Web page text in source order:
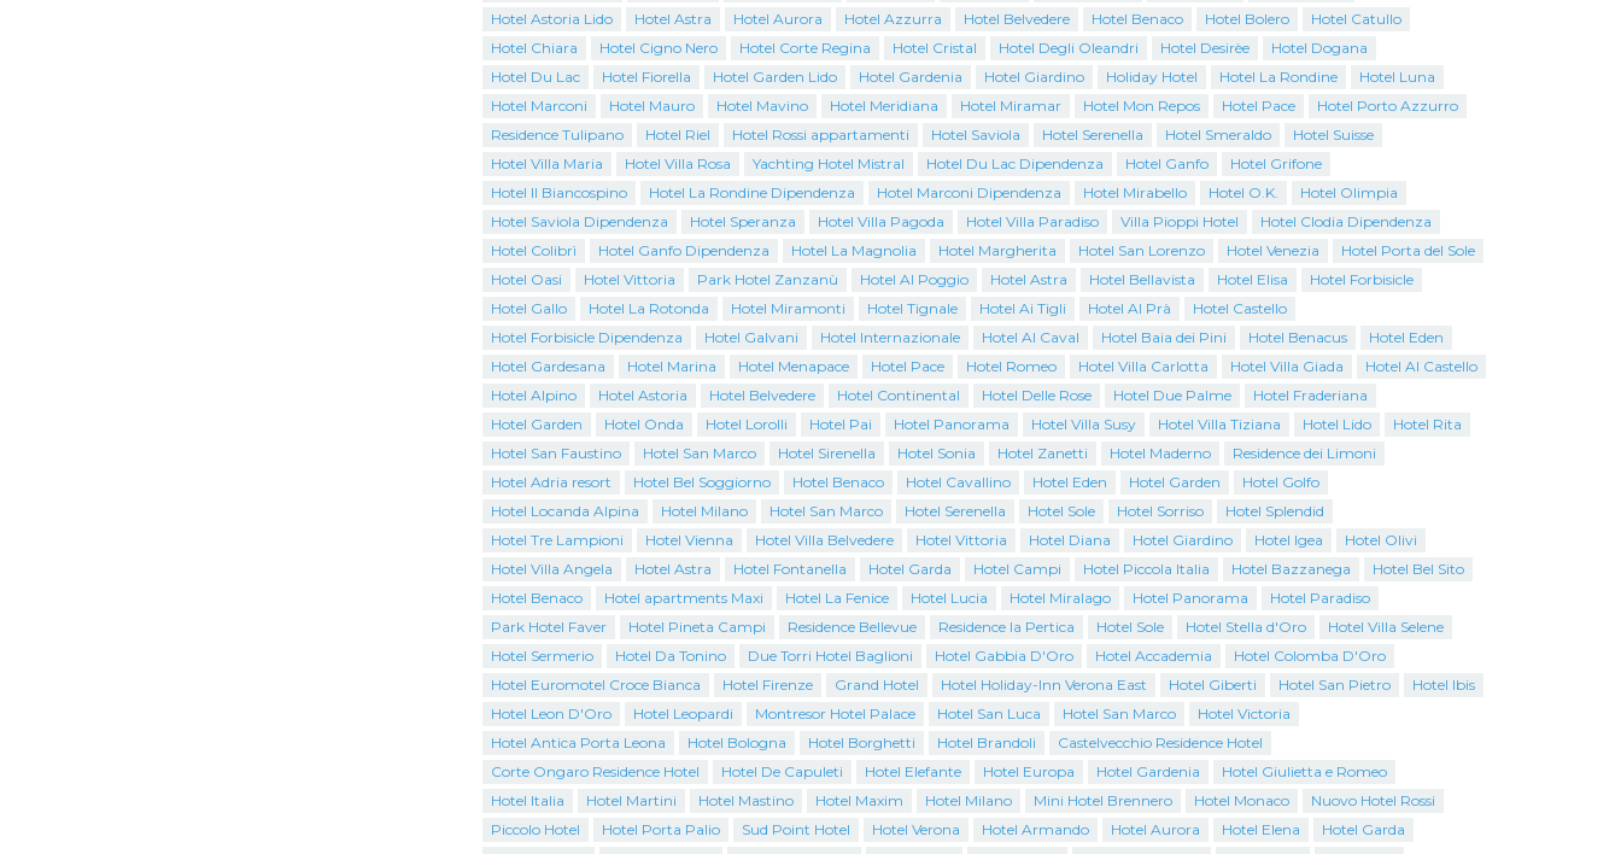
Hotel Astoria Lido
Hotel Astra Hotel Aurora Hotel Azzurra Hotel Belvedere Hotel Benaco Hotel Bolero
Hotel Catullo
Hotel Chiara
Hotel Cigno Nero Hotel Corte Regina Hotel Cristal Hotel Degli Oleandri Hotel Desirèe
Hotel Dogana
Hotel Du Lac
Hotel Fiorella Hotel Garden Lido Hotel Gardenia Hotel Giardino Holiday Hotel Hotel La Rondine
Hotel Luna
Hotel Marconi
Hotel Mauro Hotel Mavino Hotel Meridiana Hotel Miramar Hotel Mon Repos Hotel Pace
Hotel Porto Azzurro
Residence Tulipano
Hotel Riel Hotel Rossi appartamenti Hotel Saviola Hotel Serenella Hotel Smeraldo
Hotel Suisse
Hotel Villa Maria
Hotel Villa Rosa Yachting Hotel Mistral Hotel Du Lac Dipendenza Hotel Ganfo
Hotel Grifone
Hotel Il Biancospino
Hotel La Rondine Dipendenza Hotel Marconi Dipendenza Hotel Mirabello Hotel O.K.
Hotel Olimpia
Hotel Saviola Dipendenza
Hotel Speranza Hotel Villa Pagoda Hotel Villa Paradiso Villa Pioppi Hotel
Hotel Clodia Dipendenza
Hotel Colibrì
Hotel Ganfo Dipendenza Hotel La Magnolia Hotel Margherita Hotel San Lorenzo Hotel Venezia
Hotel Porta del Sole
Hotel Oasi
Hotel Vittoria Park Hotel Zanzanù Hotel Al Poggio Hotel Astra Hotel Bellavista Hotel Elisa
Hotel Forbisicle
Hotel Gallo
Hotel La Rotonda Hotel Miramonti Hotel Tignale Hotel Ai Tigli Hotel Al Prà
Hotel Castello
Hotel Forbisicle Dipendenza
Hotel Galvani Hotel Internazionale Hotel Al Caval Hotel Baia dei Pini Hotel Benacus
Hotel Eden
Hotel Gardesana
Hotel Marina Hotel Menapace Hotel Pace Hotel Romeo Hotel Villa Carlotta Hotel Villa Giada
Hotel Al Castello
Hotel Alpino
Hotel Astoria Hotel Belvedere Hotel Continental Hotel Delle Rose Hotel Due Palme
Hotel Fraderiana
Hotel Garden
Hotel Onda Hotel Lorolli Hotel Pai Hotel Panorama Hotel Villa Susy Hotel Villa Tiziana Hotel Lido
Hotel Rita
Hotel San Faustino
Hotel San Marco Hotel Sirenella Hotel Sonia Hotel Zanetti Hotel Maderno
Residence dei Limoni
Hotel Adria resort
Hotel Bel Soggiorno Hotel Benaco Hotel Cavallino Hotel Eden Hotel Garden
Hotel Golfo
Hotel Locanda Alpina
Hotel Milano Hotel San Marco Hotel Serenella Hotel Sole Hotel Sorriso
Hotel Splendid
Hotel Tre Lampioni
Hotel Vienna Hotel Villa Belvedere Hotel Vittoria Hotel Diana Hotel Giardino Hotel Igea
Hotel Olivi
Hotel Villa Angela
Hotel Astra Hotel Fontanella Hotel Garda Hotel Campi Hotel Piccola Italia Hotel Bazzanega
Hotel Bel Sito
Hotel Benaco
Hotel apartments Maxi Hotel La Fenice Hotel Lucia Hotel Miralago Hotel Panorama
Hotel Paradiso
Park Hotel Faver
Hotel Pineta Campi Residence Bellevue Residence la Pertica Hotel Sole Hotel Stella d'Oro
Hotel Villa Selene
Hotel Sermerio
Hotel Da Tonino Due Torri Hotel Baglioni Hotel Gabbia D'Oro Hotel Accademia
Hotel Colomba D'Oro
Hotel Euromotel Croce Bianca
Hotel Firenze Grand Hotel Hotel Holiday-Inn Verona East Hotel Giberti Hotel San Pietro
Hotel Ibis
Hotel Leon D'Oro
Hotel Leopardi Montresor Hotel Palace Hotel San Luca Hotel San Marco
Hotel Victoria
Hotel Antica Porta Leona
Hotel Bologna Hotel Borghetti Hotel Brandoli
Castelvecchio Residence Hotel
Corte Ongaro Residence Hotel
Hotel De Capuleti Hotel Elefante Hotel Europa Hotel Gardenia
Hotel Giulietta e Romeo
Hotel Italia
Hotel Martini Hotel Mastino Hotel Maxim Hotel Milano Mini Hotel Brennero Hotel Monaco
Nuovo Hotel Rossi
Piccolo Hotel
Hotel Porta Palio Sud Point Hotel Hotel Verona Hotel Armando Hotel Aurora Hotel Elena
Hotel Garda